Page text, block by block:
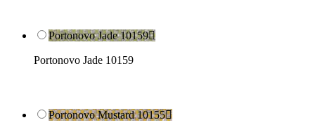
Portonovo Jade 10159
Portonovo Jade 10159
Portonovo Mustard 10155